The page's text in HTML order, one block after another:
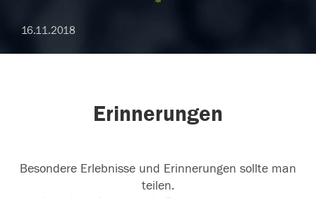
16.11.2018
Erinnerungen
Besondere Erlebnisse und Erinnerungen sollte man
teilen.